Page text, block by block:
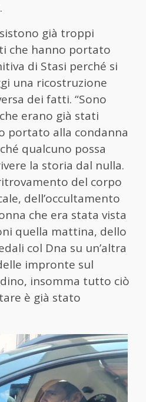
già troppi
che hanno portato
di Stasi perché si
una ricostruzione
dei fatti. “Sono
erano già stati
portato alla condanna
qualcuno possa
la storia dal nulla.
del corpo
dell’occultamento
che era stata vista
quella mattina, dello
col Dna su un’altra
impronte sul
insomma tutto ciò
è già stato